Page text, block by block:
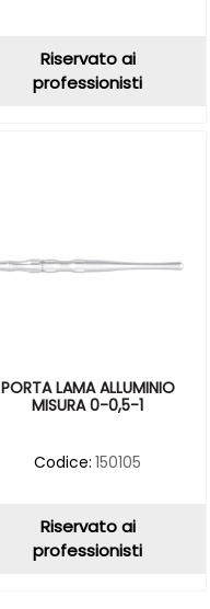
Riservato ai
professionisti
PORTA LAMA ALLUMINIO
MISURA 0-0,5-1
Codice: 150105
Riservato ai
professionisti